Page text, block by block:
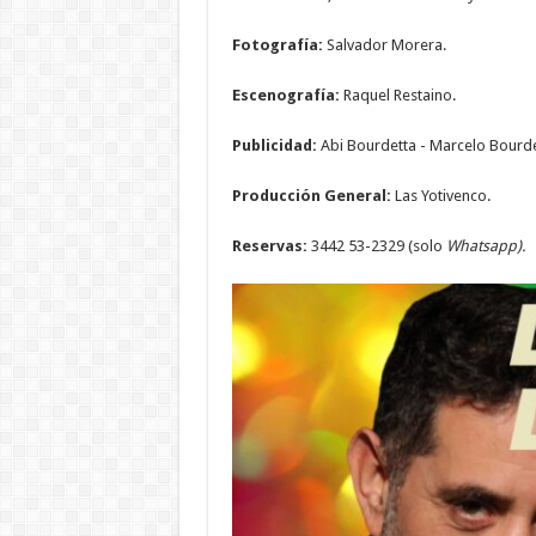
Fotografía: Salvador Morera.
Escenografía: Raquel Restaino.
Publicidad: Abi Bourdetta - Marcelo
Producción General: Las Yotivenco.
Reservas: 3442 53-2329 (solo Whatsapp).